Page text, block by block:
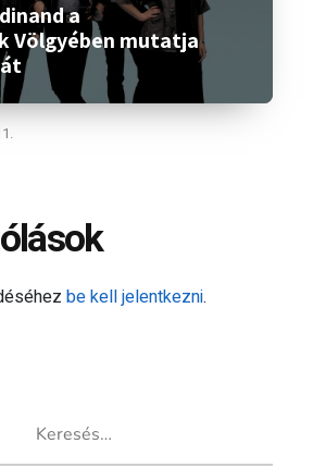
a
Völgyében mutatja
be kell jelentkezni.